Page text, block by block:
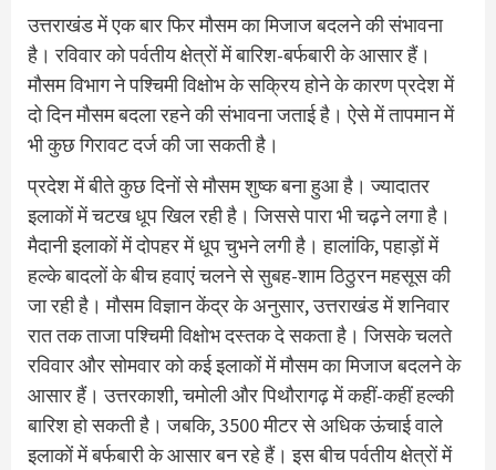
उत्तराखंड में एक बार फिर मौसम का मिजाज बदलने की संभावना
है। रविवार को पर्वतीय क्षेत्रों में बारिश-बर्फबारी के आसार हैं।
मौसम विभाग ने पश्चिमी विक्षोभ के सक्रिय होने के कारण प्रदेश में
दो दिन मौसम बदला रहने की संभावना जताई है। ऐसे में तापमान में
भी कुछ गिरावट दर्ज की जा सकती है।
प्रदेश में बीते कुछ दिनों से मौसम शुष्क बना हुआ है। ज्यादातर
इलाकों में चटख धूप खिल रही है। जिससे पारा भी चढ़ने लगा है।
मैदानी इलाकों में दोपहर में धूप चुभने लगी है। हालांकि, पहाड़ों में
हल्के बादलों के बीच हवाएं चलने से सुबह-शाम ठिठुरन महसूस की
जा रही है। मौसम विज्ञान केंद्र के अनुसार, उत्तराखंड में शनिवार
रात तक ताजा पश्चिमी विक्षोभ दस्तक दे सकता है। जिसके चलते
रविवार और सोमवार को कई इलाकों में मौसम का मिजाज बदलने के
आसार हैं। उत्तरकाशी, चमोली और पिथौरागढ़ में कहीं-कहीं हल्की
बारिश हो सकती है। जबकि, 3500 मीटर से अधिक ऊंचाई वाले
इलाकों में बर्फबारी के आसार बन रहे हैं। इस बीच पर्वतीय क्षेत्रों में